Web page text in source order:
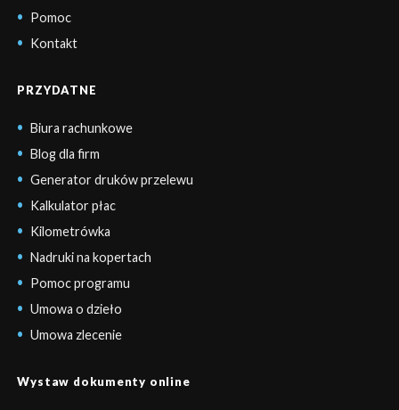
Pomoc
Kontakt
PRZYDATNE
Biura rachunkowe
Blog dla firm
Generator druków przelewu
Kalkulator płac
Kilometrówka
Nadruki na kopertach
Pomoc programu
Umowa o dzieło
Umowa zlecenie
Wystaw dokumenty online